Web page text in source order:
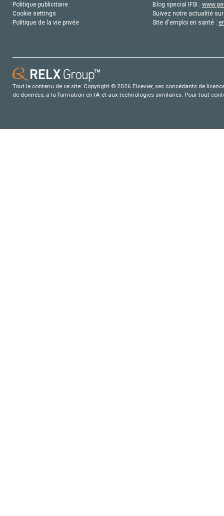
Politique publicitaire
Cookie settings
Politique de la vie privée
Blog special IFSI :
Suivez notre actualité
Site d'emploi en santé :
Tout le contenu de ce site: Copyright © 2026 Elsevier, ses concédants de
de données, a la formation en IA et aux technologies similaires. Pour tout